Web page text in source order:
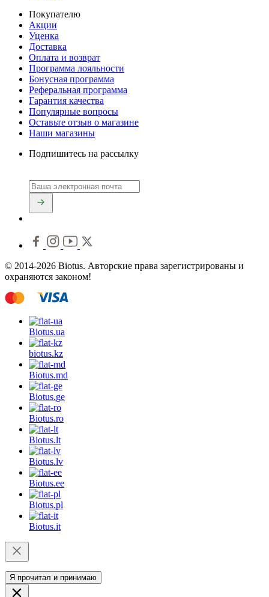
Покупателю
Акции
Уценка
Доставка
Оплата и возврат
Программа лояльности
Бонусная программа
Реферальная программа
Гарантия качества
Популярные вопросы
Оставьте отзыв о магазине
Наши магазины
Подпишитесь на рассылку
© 2014-2026 Biotus. Авторские права зарегистрированы и
охраняются законом!
Biotus.ua
biotus.kz
Biotus.md
Biotus.ge
Biotus.ro
Biotus.lt
Biotus.lv
Biotus.ee
Biotus.pl
Biotus.it
Я прочитал и принимаю